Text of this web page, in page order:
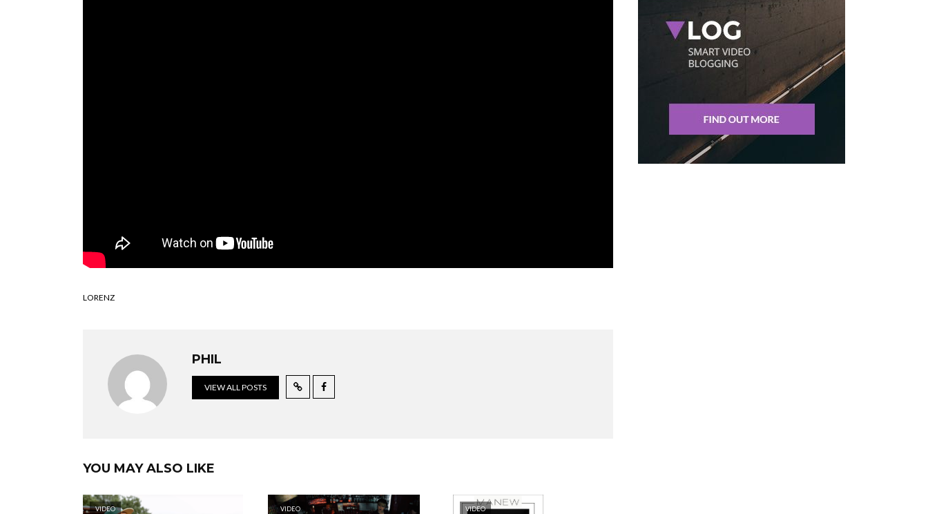
LORENZ
PHIL
VIEW ALL POSTS
YOU MAY ALSO LIKE
VIDEO VIDEO VIDEO